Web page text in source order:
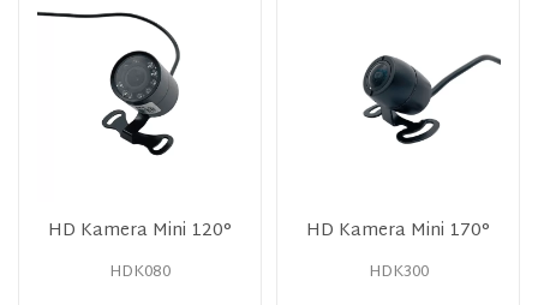
HD Kamera Mini 120°
HDK080
HD Kamera Mini 170°
HDK300